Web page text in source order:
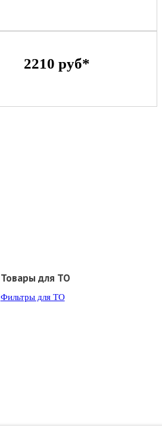
2210 руб*
Товары для ТО
Фильтры для ТО